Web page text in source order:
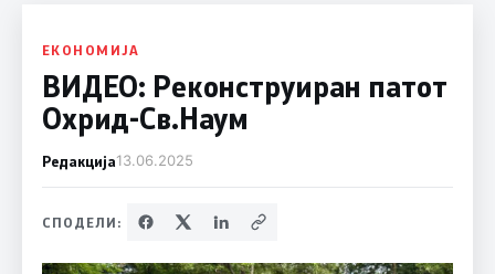
ЕКОНОМИЈА
ВИДЕО: Реконструиран патот
Охрид-Св.Наум
Редакција13.06.2025
СПОДЕЛИ: